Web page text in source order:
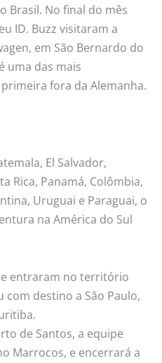
Brasil. No final do mês
ID. Buzz visitaram a
em São Bernardo do
uma das mais
fora da Alemanha.
El Salvador,
Rica, Panamá, Colômbia,
Uruguai e Paraguai, o
na América do Sul
entraram no território
com destino a São Paulo,
de Santos, a equipe
Marrocos, e encerrará a